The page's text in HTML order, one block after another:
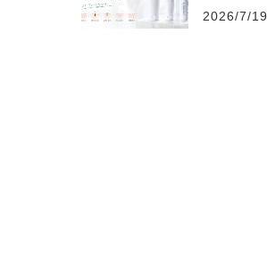
きること
2026/7/19